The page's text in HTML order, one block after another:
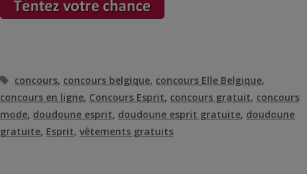
Étiquettes
concours, concours belgique, concours Elle Belgique,
concours en ligne, Concours Esprit, concours gratuit, concours
mode, doudoune esprit, doudoune esprit gratuite, doudoune
gratuite, Esprit, vêtements gratuits